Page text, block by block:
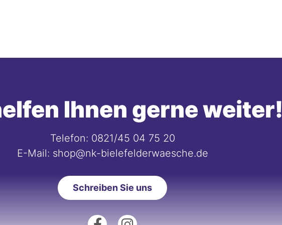
Ihnen gerne weiter!
Telefon: 0821/45 04 75 20
E-Mail: shop@nk-bielefelderwaesche.de
Schreiben Sie uns